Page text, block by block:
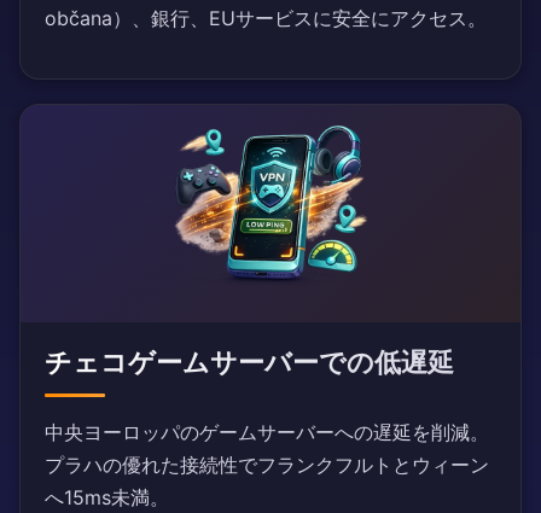
občana）、銀行、EUサービスに安全にアクセス。
チェコゲームサーバーでの低遅延
中央ヨーロッパのゲームサーバーへの遅延を削減。
プラハの優れた接続性でフランクフルトとウィーン
へ15ms未満。